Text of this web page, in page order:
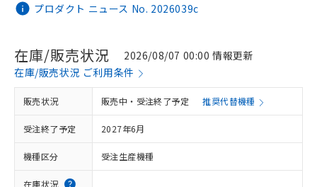
プロダクト ニュース No. 2026039c
在庫/販売状況
2026/08/07 00:00 情報更新
在庫/販売状況 ご利用条件
販売状況 販売中・受注終了予定 推奨代替機種
受注終了予定 2027年6月
機種区分 受注生産機種
在庫状況